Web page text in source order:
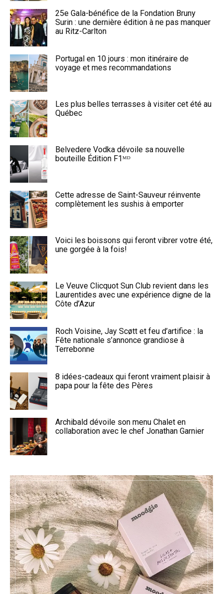
25e Gala-bénéfice de la Fondation Bruny
Surin : une dernière édition à ne pas manquer
au Ritz-Carlton
Portugal en 10 jours : mon itinéraire de
voyage et mes recommandations
Les plus belles terrasses à visiter cet été au
Québec
Belvedere Vodka dévoile sa nouvelle
bouteille Édition F1ᴹᴰ
Cette adresse de Saint-Sauveur réinvente
complètement les sushis à emporter
Voici les boissons qui feront vibrer votre été,
une gorgée à la fois!
Le Veuve Clicquot Sun Club revient dans les
Laurentides avec une expérience digne de la
Côte d’Azur
Roch Voisine, Jay Scøtt et feu d’artifice : la
Fête nationale s’annonce grandiose à
Terrebonne
8 idées-cadeaux qui feront vraiment plaisir à
papa pour la fête des Pères
Archibald dévoile son menu Chalet en
collaboration avec le chef Jonathan Garnier